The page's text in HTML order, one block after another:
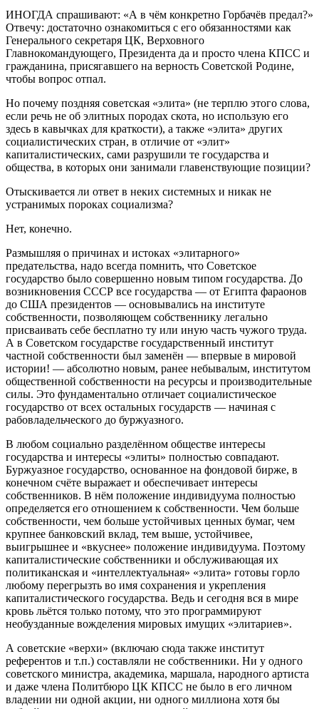
ИНОГДА спрашивают: «А в чём конкретно Горбачёв предал?»
Отвечу: достаточно ознакомиться с его обязанностями как
Генерального секретаря ЦК, Верховного
Главнокомандующего, Президента да и просто члена КПСС и
гражданина, присягавшего на верность Советской Родине,
чтобы вопрос отпал.
Но почему поздняя советская «элита» (не терплю этого слова,
если речь не об элитных породах скота, но использую его
здесь в кавычках для краткости), а также «элита» других
социалистических стран, в отличие от «элит»
капиталистических, сами разрушили те государства и
общества, в которых они занимали главенствующие позиции?
Отыскивается ли ответ в неких системных и никак не
устранимых пороках социализма?
Нет, конечно.
Размышляя о причинах и истоках «элитарного»
предательства, надо всегда помнить, что Советское
государство было совершенно новым типом государства. До
возникновения СССР все государства — от Египта фараонов
до США президентов — основывались на институте
собственности, позволяющем собственнику легально
присваивать себе бесплатно ту или иную часть чужого труда.
А в Советском государстве государственный институт
частной собственности был заменён — впервые в мировой
истории! — абсолютно новым, ранее небывалым, институтом
общественной собственности на ресурсы и производительные
силы. Это фундаментально отличает социалистическое
государство от всех остальных государств — начиная с
рабовладельческого до буржуазного.
В любом социально разделённом обществе интересы
государства и интересы «элиты» полностью совпадают.
Буржуазное государство, основанное на фондовой бирже, в
конечном счёте выражает и обеспечивает интересы
собственников. В нём положение индивидуума полностью
определяется его отношением к собственности. Чем больше
собственности, чем больше устойчивых ценных бумаг, чем
крупнее банковский вклад, тем выше, устойчивее,
выигрышнее и «вкуснее» положение индивидуума. Поэтому
капиталистические собственники и обслуживающая их
политиканская и «интеллектуальная» «элита» готовы горло
любому перегрызть во имя сохранения и укрепления
капиталистического государства. Ведь и сегодня вся в мире
кровь льётся только потому, что это программируют
необузданные вожделения мировых имущих «элитариев».
А советские «верхи» (включаю сюда также институт
референтов и т.п.) составляли не собственники. Ни у одного
советского министра, академика, маршала, народного артиста
и даже члена Политбюро ЦК КПСС не было в его личном
владении ни одной акции, ни одного миллиона хотя бы